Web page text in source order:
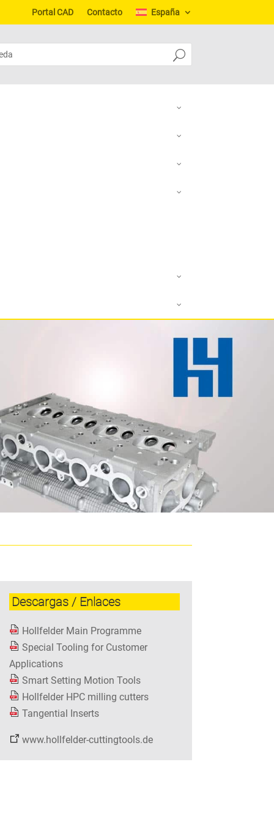
Portal CAD Contacto España
Descargas / Enlaces
Hollfelder Main Programme
Special Tooling for Customer
Applications
Smart Setting Motion Tools
Hollfelder HPC milling cutters
Tangential Inserts
www.hollfelder-cuttingtools.de